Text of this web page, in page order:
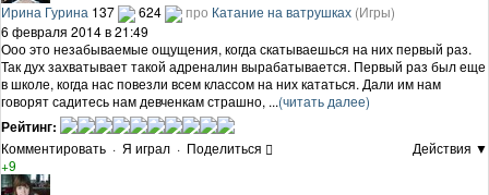
Ирина Гурина 137 624 про Катание на ватрушках (Игры)
6 февраля 2014 в 21:49
Ооо это незабываемые ощущения, когда скатываешься на них первый раз.
Так дух захватывает такой адреналин вырабатывается. Первый раз был еще
в школе, когда нас повезли всем классом на них кататься. Дали им нам
говорят садитесь нам девченкам страшно, ...(читать далее)
Рейтинг:
Комментировать · Я играл · Поделиться
Действия ▼
+9